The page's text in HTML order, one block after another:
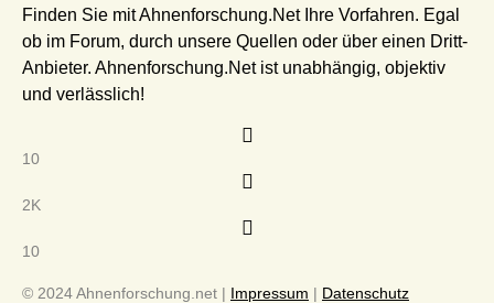
Finden Sie mit Ahnenforschung.Net Ihre Vorfahren. Egal
ob im Forum, durch unsere Quellen oder über einen Dritt-
Anbieter. Ahnenforschung.Net ist unabhängig, objektiv
und verlässlich!
10
2K
10
© 2024 Ahnenforschung.net | Impressum | Datenschutz